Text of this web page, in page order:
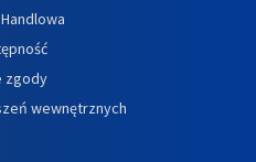
zgody
wewnętrznych